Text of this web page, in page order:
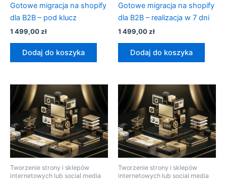
Gotowe migracja na shopify
dla B2B – pod klucz
1 499,00zł
Dodaj do koszyka
Gotowe migracja na shopify
dla B2B – realizacja w 7 dni
1 499,00zł
Dodaj do koszyka
Tworzenie strony i sklepów
internetowych lub social media
Tworzenie strony i sklepów
internetowych lub social media